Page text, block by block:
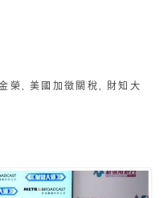
榮 美國加徵關稅
財知大